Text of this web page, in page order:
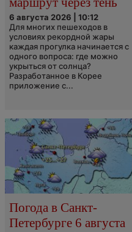
6 августа 2026 | 10:12
Для многих пешеходов в
условиях рекордной жары
каждая прогулка начинается с
одного вопроса: где можно
укрыться от солнца?
Разработанное в Корее
приложение с...
Погода в Санкт-
Петербурге 6 августа